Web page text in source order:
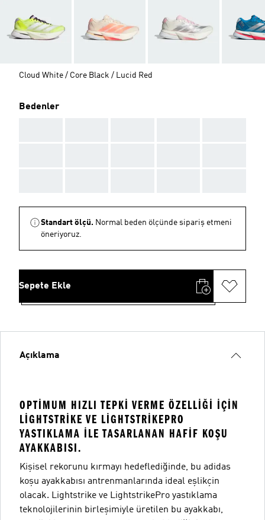
Cloud White / Core Black / Lucid Red
Bedenler
Standart ölçü. Normal beden ölçünde sipariş etmeni
öneriyoruz.
Sepete Ekle
Açıklama
OPTIMUM HIZLI TEPKI VERME ÖZELLIĞI IÇIN
LIGHTSTRIKE VE LIGHTSTRIKEPRO
YASTIKLAMA ILE TASARLANAN HAFIF KOŞU
AYAKKABISI.
Kişisel rekorunu kırmayı hedeflediğinde, bu adidas
koşu ayakkabısı antrenmanlarında ideal eşlikçin
olacak. Lightstrike ve LightstrikePro yastıklama
teknolojilerinin birleşimiyle üretilen bu ayakkabı,